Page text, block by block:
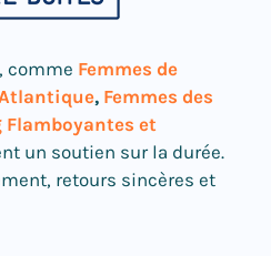
comme Femmes de
, Femmes des
Flamboyantes et
un soutien sur la durée.
retours sincères et